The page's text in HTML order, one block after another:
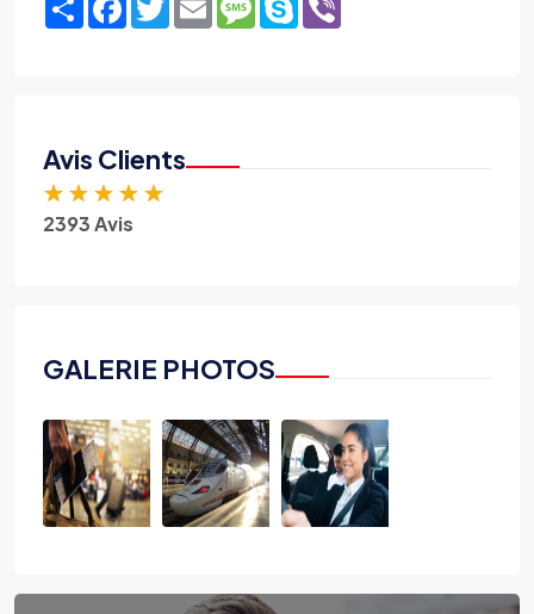
Avis Clients
★ ★ ★ ★ ★
2393 Avis
GALERIE PHOTOS